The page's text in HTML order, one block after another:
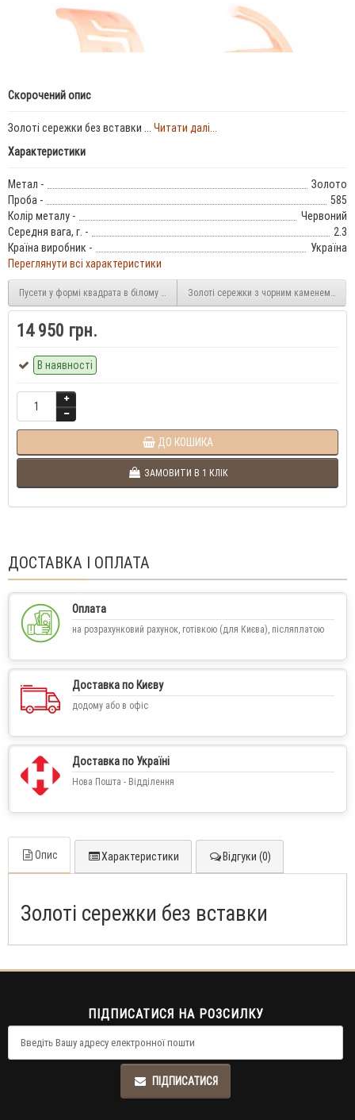
Скорочений опис
Золоті сережки без вставки ... Читати далі...
Характеристики
Метал -
Золото
Проба -
585
Колір металу -
Червоний
Середня вага, г. -
2.3
Країна виробник -
Україна
Переглянути всі характеристики
Пусети у формі квадрата в білому золоті 2/1205/1Золоті сережки з чорним каменем
14 950 грн.
В наявності
ДО КОШИКА
ЗАМОВИТИ В 1 КЛІК
ДОСТАВКА І ОПЛАТА
Оплата
на розрахунковий рахунок, готівкою (для Києва), післяплатою
Доставка по Києву
додому або в офіс
Доставка по Україні
Нова Пошта - Відділення
Опис Характеристики Відгуки (0)
Золоті сережки без вставки
ПІДПИСАТИСЯ НА РОЗСИЛКУ
ПІДПИСАТИСЯ